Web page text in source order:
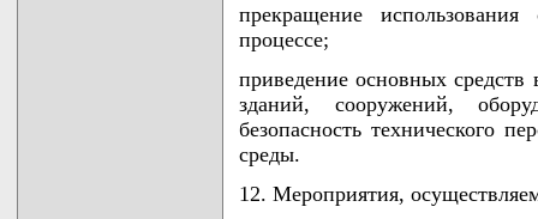
прекращение
процессе;
приведение основных средств
зданий, сооружений,
безопасность технического
среды.
12. Мероприятия,